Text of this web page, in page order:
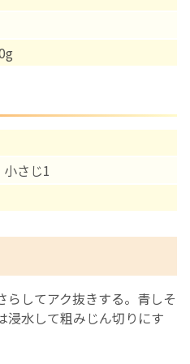
さじ1
らしてアク抜きする。青しそ
浸水して粗みじん切りにす
ざまな講座・クラス
の出産を希望される方へ
Page